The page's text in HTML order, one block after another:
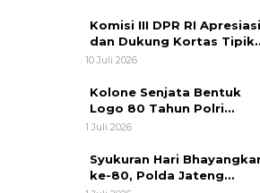
Komisi III DPR RI Apresiasi
dan Dukung Kortas
Polri Usut Dugaan Korupsi
10 Juli 2026
Kolone Senjata Bentuk
Logo 80 Tahun Polri
Warnai Upacara Hari
1 Juli 2026
Syukuran Hari
ke-80, Polda Jateng